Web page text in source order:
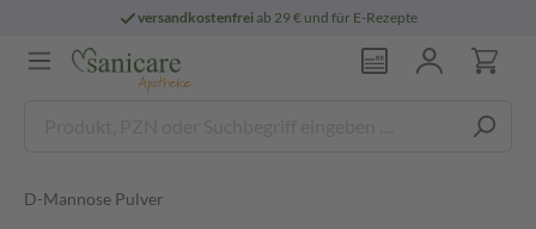
versandkostenfreiab 29 € und für E-Rezepte
D-Mannose Pulver